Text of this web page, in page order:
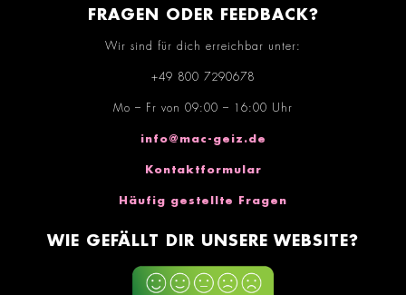
FRAGEN ODER FEEDBACK?
Wir sind für dich erreichbar unter:
+49 800 7290678
Mo – Fr von 09:00 – 16:00 Uhr
info@mac-geiz.de
Kontaktformular
Häufig gestellte Fragen
WIE GEFÄLLT DIR UNSERE WEBSITE?